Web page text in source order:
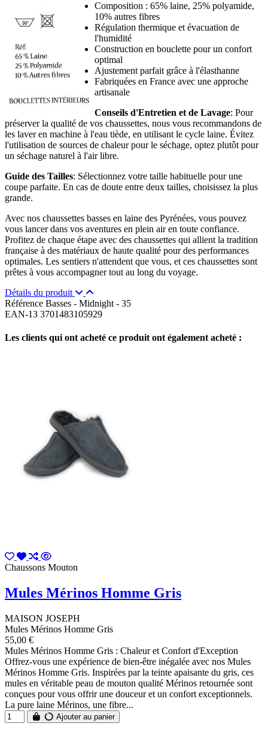
Composition : 65% laine, 25% polyamide,
10% autres fibres
Régulation thermique et évacuation de
l'humidité
Construction en bouclette pour un confort
optimal
Ajustement parfait grâce à l'élasthanne
Fabriquées en France avec une approche
artisanale
Conseils d'Entretien et de Lavage: Pour
préserver la qualité de vos chaussettes, nous vous recommandons de
les laver en machine à l'eau tiède, en utilisant le cycle laine. Évitez
l'utilisation de sources de chaleur pour le séchage, optez plutôt pour
un séchage naturel à l'air libre.
Guide des Tailles: Sélectionnez votre taille habituelle pour une
coupe parfaite. En cas de doute entre deux tailles, choisissez la plus
grande.
Avec nos chaussettes basses en laine des Pyrénées, vous pouvez
vous lancer dans vos aventures en plein air en toute confiance.
Profitez de chaque étape avec des chaussettes qui allient la tradition
française à des matériaux de haute qualité pour des performances
optimales. Les sentiers n'attendent que vous, et ces chaussettes sont
prêtes à vous accompagner tout au long du voyage.
Détails du produit
Référence Basses - Midnight - 35
EAN-13 3701483105929
Les clients qui ont acheté ce produit ont également acheté :
Chaussons Mouton
Mules Mérinos Homme Gris
MAISON JOSEPH
Mules Mérinos Homme Gris
55,00 €
Mules Mérinos Homme Gris : Chaleur et Confort d'Exception
Offrez-vous une expérience de bien-être inégalée avec nos Mules
Mérinos Homme Gris. Inspirées par la teinte apaisante du gris, ces
mules en véritable peau de mouton qualité Mérinos retournée sont
conçues pour vous offrir une douceur et un confort exceptionnels.
La pure laine Mérinos, une fibre...
Ajouter au panier